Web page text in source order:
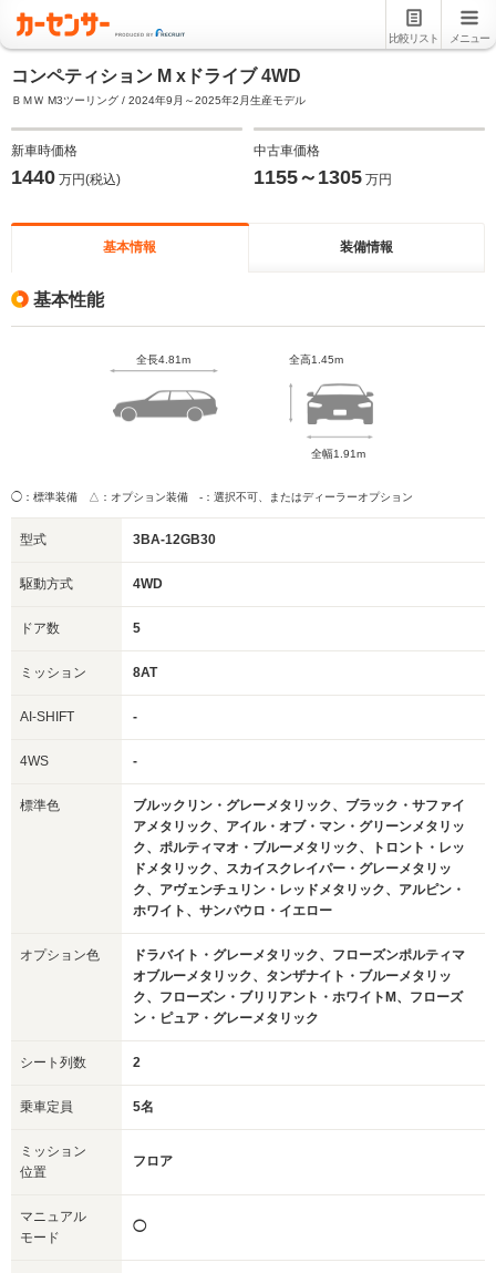
比較リスト メニュー
コンペティション M xドライブ 4WD
ＢＭＷ M3ツーリング / 2024年9月～2025年2月生産モデル
新車時価格
1440 万円(税込)
中古車価格
1155～1305 万円
基本情報 装備情報
基本性能
全長4.81m 全高1.45m
全幅1.91m
◯：標準装備 △：オプション装備 -：選択不可、またはディーラーオプション
型式 3BA-12GB30
駆動方式 4WD
ドア数 5
ミッション 8AT
AI-SHIFT -
4WS -
標準色
ブルックリン・グレーメタリック、ブラック・サファイ
アメタリック、アイル・オブ・マン・グリーンメタリッ
ク、ポルティマオ・ブルーメタリック、トロント・レッ
ドメタリック、スカイスクレイパー・グレーメタリッ
ク、アヴェンチュリン・レッドメタリック、アルピン・
ホワイト、サンパウロ・イエロー
オプション色
ドラバイト・グレーメタリック、フローズンポルティマ
オブルーメタリック、タンザナイト・ブルーメタリッ
ク、フローズン・ブリリアント・ホワイトM、フローズ
ン・ピュア・グレーメタリック
シート列数 2
乗車定員 5名
ミッション
位置
フロア
マニュアル
モード
◯